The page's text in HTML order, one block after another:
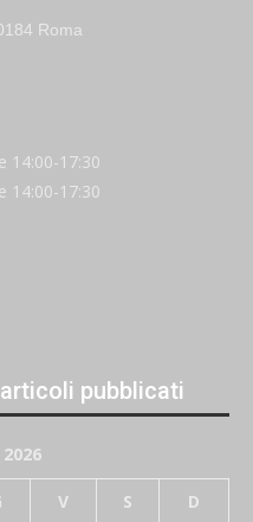
Roma
14:00-17:30
14:00-17:30
pubblicati
V S D